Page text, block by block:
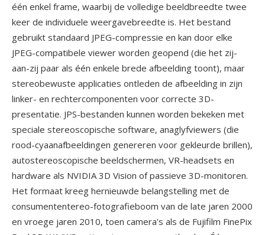
één enkel frame, waarbij de volledige beeldbreedte twee
keer de individuele weergavebreedte is. Het bestand
gebruikt standaard JPEG-compressie en kan door elke
JPEG-compatibele viewer worden geopend (die het zij-
aan-zij paar als één enkele brede afbeelding toont), maar
stereobewuste applicaties ontleden de afbeelding in zijn
linker- en rechtercomponenten voor correcte 3D-
presentatie. JPS-bestanden kunnen worden bekeken met
speciale stereoscopische software, anaglyfviewers (die
rood-cyaanafbeeldingen genereren voor gekleurde brillen),
autostereoscopische beeldschermen, VR-headsets en
hardware als NVIDIA 3D Vision of passieve 3D-monitoren.
Het formaat kreeg hernieuwde belangstelling met de
consumententereo-fotografieboom van de late jaren 2000
en vroege jaren 2010, toen camera's als de Fujifilm FinePix